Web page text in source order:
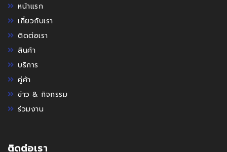
หน้าแรก
เกี่ยวกับเรา
ติดต่อเรา
สินค้า
บริการ
คู่ค้า
ข่าว & กิจกรรม
ร่วมงาน
ติดต่อเรา